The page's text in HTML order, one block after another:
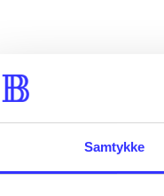
Samtykke